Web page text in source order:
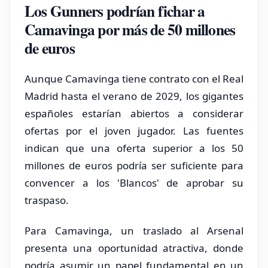
Los Gunners podrían fichar a
Camavinga por más de 50 millones
de euros
Aunque Camavinga tiene contrato con el Real
Madrid hasta el verano de 2029, los gigantes
españoles estarían abiertos a considerar
ofertas por el joven jugador. Las fuentes
indican que una oferta superior a los 50
millones de euros podría ser suficiente para
convencer a los 'Blancos' de aprobar su
traspaso.
Para Camavinga, un traslado al Arsenal
presenta una oportunidad atractiva, donde
podría asumir un papel fundamental en un